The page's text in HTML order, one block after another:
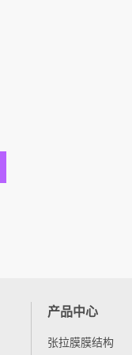
产品中心
张拉膜膜结构